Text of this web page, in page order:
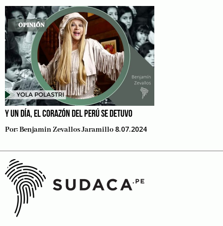
Y UN DÍA, EL CORAZÓN DEL PERÚ SE DETUVO
Por:Benjamin Zevallos Jaramillo 8.07.2024